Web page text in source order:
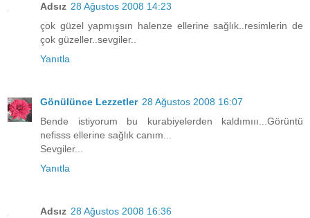
Adsız 28 Ağustos 2008 14:23
çok güzel yapmışsın halenze ellerine sağlık..resimlerin de
çok güzeller..sevgiler..
Yanıtla
Gönülünce Lezzetler 28 Ağustos 2008 16:07
Bende istiyorum bu kurabiyelerden kaldımııı...Görüntü
nefisss ellerine sağlık canım...
Sevgiler...
Yanıtla
Adsız 28 Ağustos 2008 16:36